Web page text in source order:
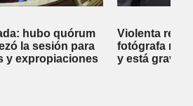
hubo quórum
la sesión para
y expropiaciones
Violenta
fotógrafa
y está